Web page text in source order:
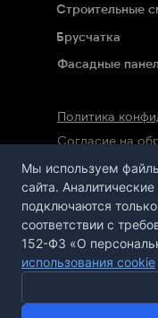
Согласие на
Политика
Фасадные
Строительные
Брусчатка
Сайт не
определяемой
Мы используем
сайта.
подключаются
соответствии с
152-ФЗ «О
использования cookie